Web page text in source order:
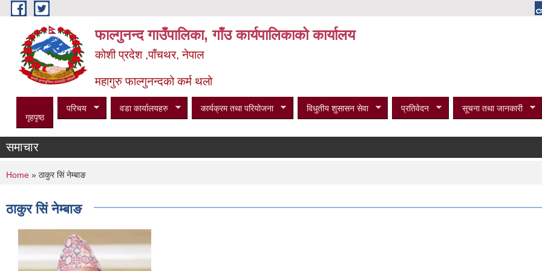
Skip to main content
फाल्गुनन्द गाउँपालिका, गाँउ कार्यपालिकाको कार्यालय
कोशी प्रदेश ,पाँचथर, नेपाल
महागुरु फाल्गुनन्दको कर्म थलो
गृहपृष्ठ
परिचय वडा कार्यालयहरु कार्यक्रम तथा परियोजना विधुतीय शुसासन सेवा प्रतिवेदन सूचना तथा जानकारी
समाचार
You are here
Home » ठाकुर सिं नेम्बाङ
ठाकुर सिं नेम्बाङ